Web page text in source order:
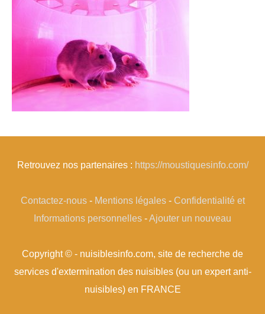
Retrouvez nos partenaires : https://moustiquesinfo.com/
Contactez-nous- Mentions légales- Confidentialité et
Informations personnelles -Ajouter un nouveau
Copyright © - nuisiblesinfo.com, site de recherche de
services d'extermination des nuisibles (ou un expert anti-
nuisibles) en FRANCE